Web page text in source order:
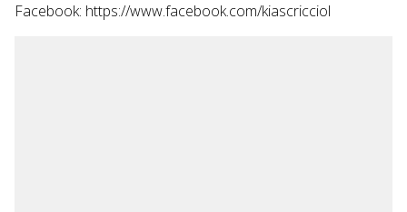
Facebook: https://www.facebook.com/kiascricciol